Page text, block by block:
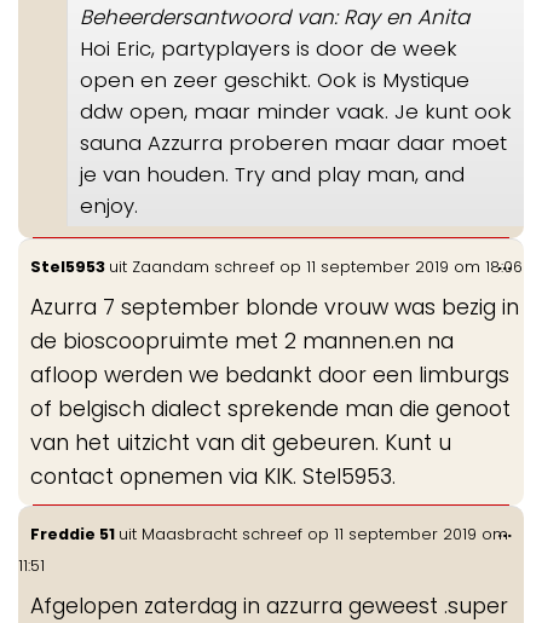
Beheerdersantwoord van: Ray en Anita
Hoi Eric, partyplayers is door de week
open en zeer geschikt. Ook is Mystique
ddw open, maar minder vaak. Je kunt ook
sauna Azzurra proberen maar daar moet
je van houden. Try and play man, and
enjoy.
Stel5953 uit Zaandam schreef op 11 september 2019 om 18:06
Azurra 7 september blonde vrouw was bezig in
de bioscoopruimte met 2 mannen.en na
afloop werden we bedankt door een limburgs
of belgisch dialect sprekende man die genoot
van het uitzicht van dit gebeuren. Kunt u
contact opnemen via KIK. Stel5953.
...
Freddie 51 uit Maasbracht schreef op 11 september 2019 om
11:51
Afgelopen zaterdag in azzurra geweest .super
...